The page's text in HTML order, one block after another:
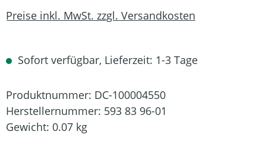
Preise inkl. MwSt. zzgl. Versandkosten
Sofort verfügbar, Lieferzeit: 1-3 Tage
Produktnummer: DC-100004550
Herstellernummer: 593 83 96-01
Gewicht: 0.07 kg